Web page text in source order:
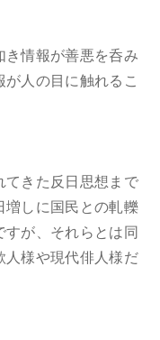
き情報が善悪を呑み
人の目に触れるこ
てきた反日思想まで
増しに国民との軋轢
が、それらとは同
人様や現代俳人様だ